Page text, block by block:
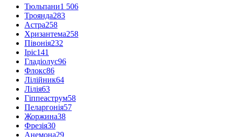
Тюльпани1 506
Троянда283
Астра258
Хризантема258
Півонія232
Іріс141
Гладіолус96
Флокс86
Лілійник64
Лілія63
Гіппеаструм58
Пеларгонія57
Жоржина38
Фрезія30
Анемона29